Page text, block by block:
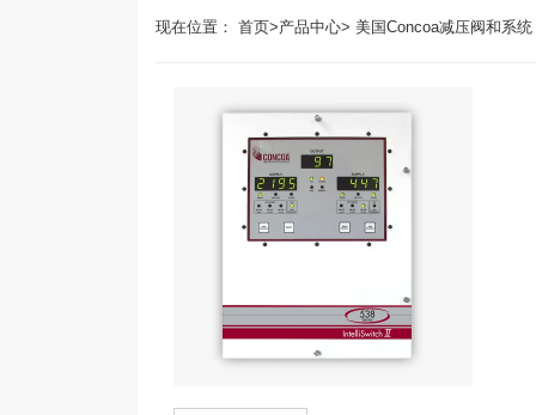
现在位置： 首页>产品中心> 美国Concoa减压阀和系统